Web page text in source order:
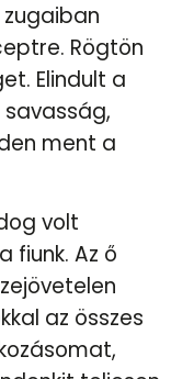
Rögtön
Elindult a
ment a
volt
fiunk. Az ő
az összes